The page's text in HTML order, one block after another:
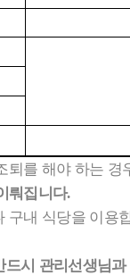
퇴를 해야 하는 경
뤄집니다.
구내 식당을 이용
드시 관리선생님